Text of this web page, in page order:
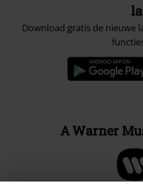
Download gratis de nieuwe
A Warner